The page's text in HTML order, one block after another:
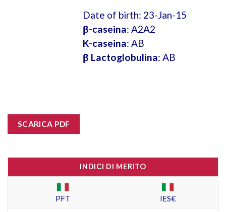
Date of birth: 23-Jan-15
β-caseina: A2A2
K-caseina: AB
β Lactoglobulina: AB
SCARICA PDF
INDICI DI MERITO
PFT IES€